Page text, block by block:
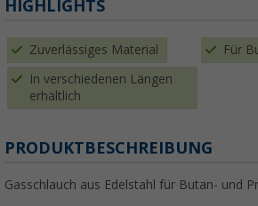
HIGHLIGHTS
Zuverlässiges Material Für
In verschiedenen Längen
erhältlich
PRODUKTBESCHREIBUNG
Gasschlauch aus Edelstahl für Butan- und